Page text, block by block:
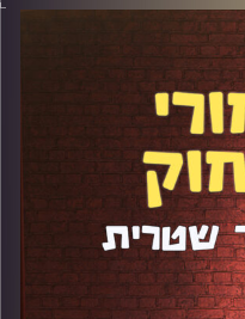
מעוררי השראה, אבל
רמי שטרן נחשב
למעמדו הוא הגיע
דברים שהיה לו חשוב
פילטרים על פרשיית לואי
שמביאים ילדים
מה שאתם עושים כרגע
המעצורים הזה.